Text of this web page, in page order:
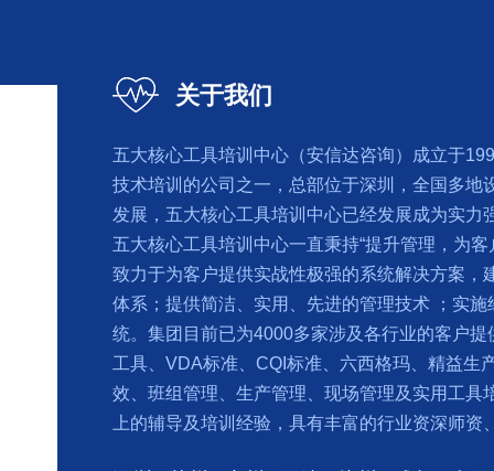
关于我们
五大核心工具培训中心（安信达咨询）成立于
技术培训的公司之一，总部位于深圳，全国多地
发展，五大核心工具培训中心已经发展成为实力
五大核心工具培训中心一直秉持“提升管理，为
致力于为客户提供实战性极强的系统解决方案，
体系；提供简洁、实用、先进的管理技术 ；实
统。集团目前已为4000多家涉及各行业的客户
工具、VDA标准、CQI标准、六西格玛、精益生
效、班组管理、生产管理、现场管理及实用工具
上的辅导及培训经验，具有丰富的行业资深师